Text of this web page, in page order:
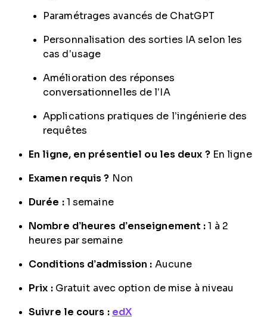
Paramétrages avancés de ChatGPT
Personnalisation des sorties IA selon les
cas d’usage
Amélioration des réponses
conversationnelles de l’IA
Applications pratiques de l’ingénierie des
requêtes
En ligne, en présentiel ou les deux ?En ligne
Examen requis ? Non
Durée :1 semaine
Nombre d’heures d’enseignement : 1 à 2
heures par semaine
Conditions d’admission : Aucune
Prix :Gratuit avec option de mise à niveau
Suivre le cours : edX